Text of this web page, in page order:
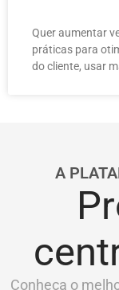
Quer aumentar
práticas para
do cliente, usar
A
Conheça o